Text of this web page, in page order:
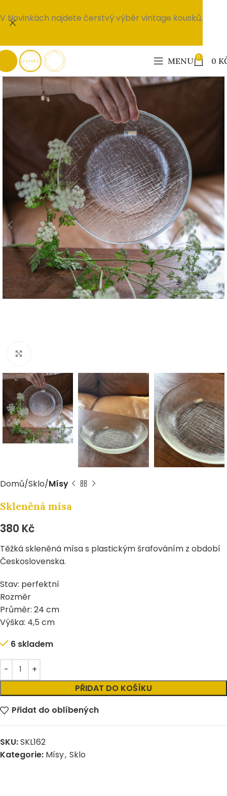
MENU 0 0
Domů Sklo Mísy
Skleněná mísa
380 Kč
Těžká skleněná mísa s plastickým šrafováním z období
Československa.
Stav: perfektní
Rozměr
Průměr: 24 cm
Výška: 4,5 cm
6 skladem
PŘIDAT DO KOŠÍKU
Alternative:
Přidat do oblíbených
SKU:SKL162
Kategorie: Mísy, Sklo
V Novinkách najdete čerstvý výběr vintage kousků.